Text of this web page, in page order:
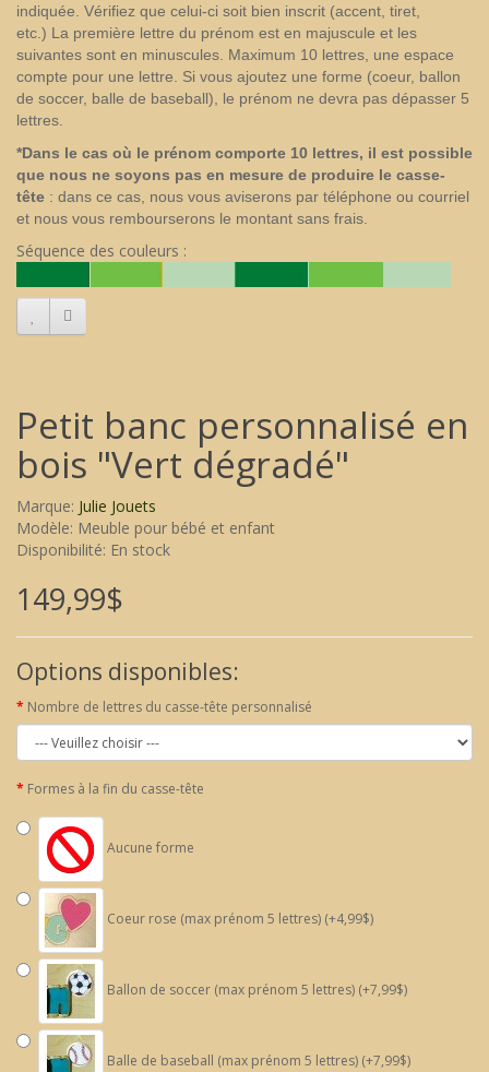
indiquée. Vérifiez que celui-ci soit bien inscrit (accent, tiret,
etc.) La première lettre du prénom est en majuscule et les
suivantes sont en minuscules. Maximum 10 lettres, une espace
compte pour une lettre. Si vous ajoutez une forme (coeur, ballon
de soccer, balle de baseball), le prénom ne devra pas dépasser 5
lettres.
*Dans le cas où le prénom comporte 10 lettres, il est possible
que nous ne soyons pas en mesure de produire le casse-
tête : dans ce cas, nous vous aviserons par téléphone ou courriel
et nous vous rembourserons le montant sans frais.
Séquence des couleurs :
Petit banc personnalisé en
bois "Vert dégradé"
Marque: Julie Jouets
Modèle: Meuble pour bébé et enfant
Disponibilité: En stock
149,99$
Options disponibles:
Nombre de lettres du casse-tête personnalisé
Formes à la fin du casse-tête
Aucune forme
Coeur rose (max prénom 5 lettres) (+4,99$)
Ballon de soccer (max prénom 5 lettres) (+7,99$)
Balle de baseball (max prénom 5 lettres) (+7,99$)